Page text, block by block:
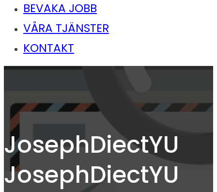
BEVAKA JOBB
VÅRA TJÄNSTER
KONTAKT
JosephDiectYU
JosephDiectYU